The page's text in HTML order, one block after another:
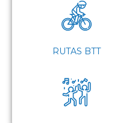
RUTAS BTT